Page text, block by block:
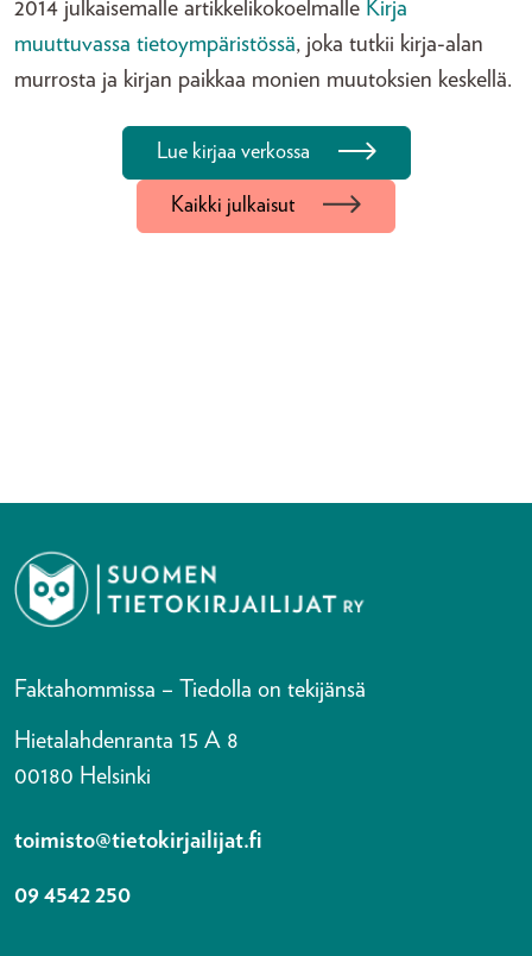
2014 julkaisemalle artikkelikokoelmalle Kirja
muuttuvassa tietoympäristössä, joka tutkii kirja-alan
murrosta ja kirjan paikkaa monien muutoksien keskellä.
Lue kirjaa verkossa
Kaikki julkaisut
Faktahommissa – Tiedolla on tekijänsä
Hietalahdenranta 15 A 8
00180 Helsinki
toimisto@tietokirjailijat.fi
09 4542 250